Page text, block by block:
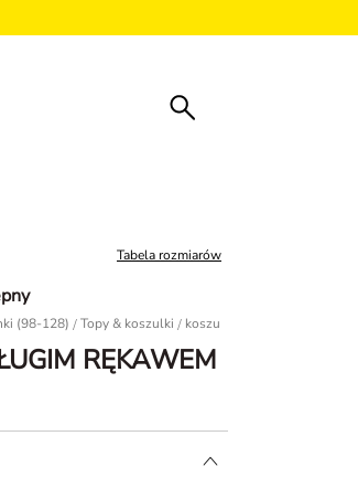
Tabela rozmiarów
(98-128) / Topy & koszulki koszulka z długim rękawem
RĘKAWEM